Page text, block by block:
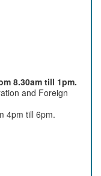
8.30am till 1pm.
and Foreign
4pm till 6pm.